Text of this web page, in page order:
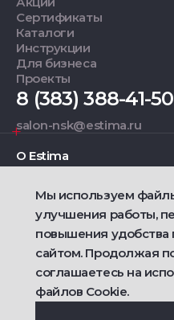
Сертификаты
Каталоги
Инструкции
Для бизнеса
Проекты
8 (383) 388-41-50
salon-nsk@estima.ru
О Estima
Дизайнерам
Фирменные салоны
2021 — 2026 © Estima
Политика
Договор публичной
Мы используем
улучшения работы,
повышения
сайтом. Продолжая
соглашаетесь на
файлов Cookie.